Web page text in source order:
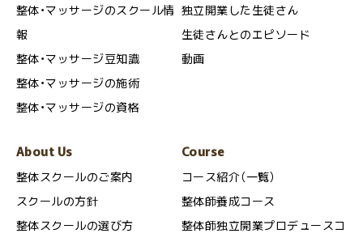
整体・マッサージのスクール情
報
整体・マッサージ豆知識
整体・マッサージの施術
整体・マッサージの資格
独立開業した生徒さん
生徒さんとのエピソード
動画
About Us
整体スクールのご案内
スクールの方針
整体スクールの選び方
Course
コース紹介（一覧）
整体師養成コース
整体師独立開業プロデュースコ